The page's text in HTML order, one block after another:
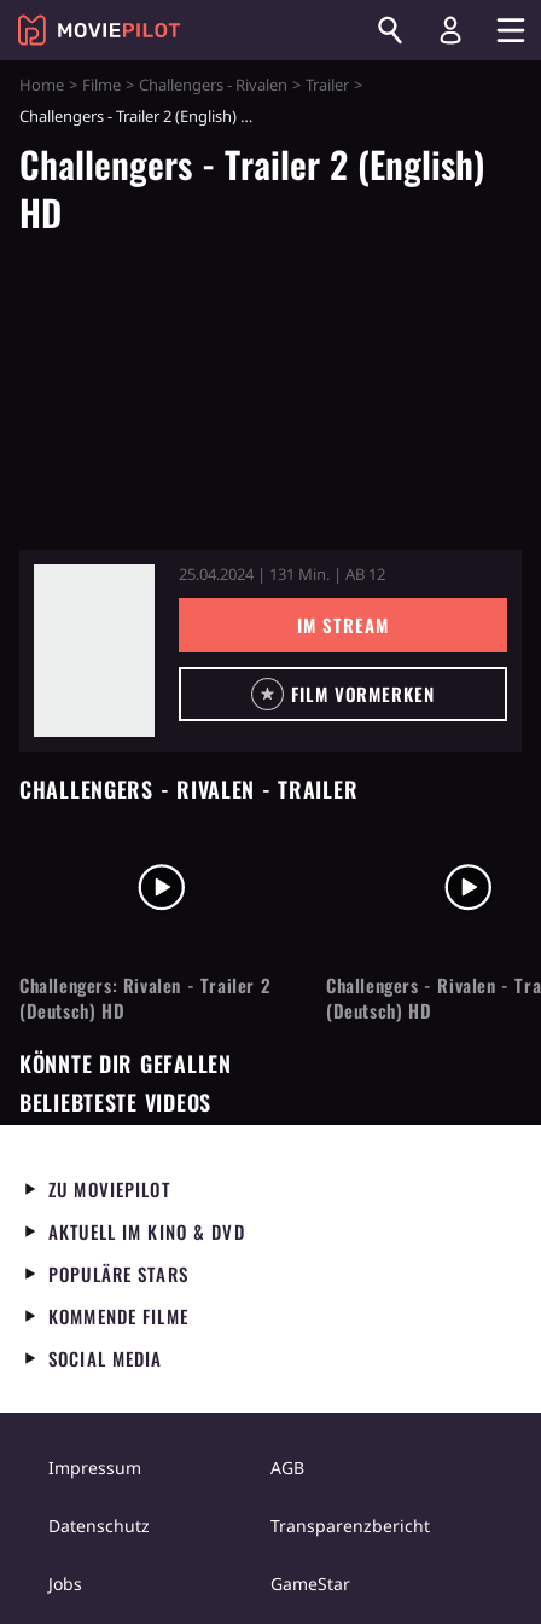
Home Filme Challengers - Rivalen
Trailer
Challengers - Trailer 2 (English) HD
Challengers - Trailer 2 (English)
HD
25.04.2024 | 131 Min. | AB 12
IM STREAM
FILM VORMERKEN
CHALLENGERS - RIVALEN - TRAILER
Challengers: Rivalen - Trailer 2
(Deutsch) HD
Challengers - Rivalen -
(Deutsch) HD
KÖNNTE DIR GEFALLEN
BELIEBTESTE VIDEOS
ZU MOVIEPILOT
AKTUELL IM KINO & DVD
POPULÄRE STARS
KOMMENDE FILME
SOCIAL MEDIA
Impressum AGB
Datenschutz Transparenzbericht
Jobs GameStar